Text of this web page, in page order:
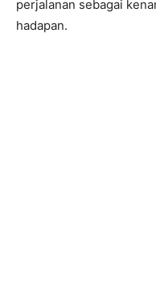
perjalanan sebagai
hadapan.